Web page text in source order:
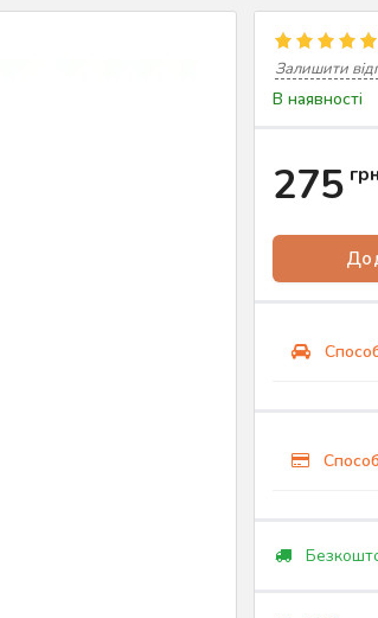
Залишити
В наявності
275